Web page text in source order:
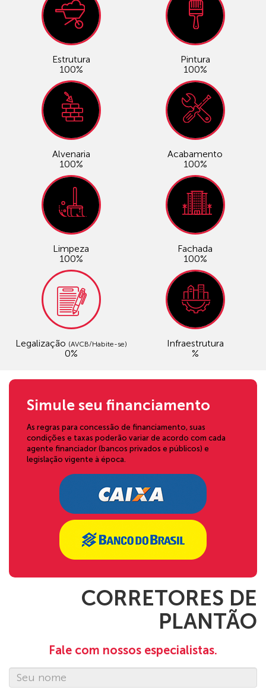
Estrutura
100%
Pintura
100%
Alvenaria
100%
Acabamento
100%
Limpeza
100%
Fachada
100%
Legalização (AVCB/Habite-se)
0%
Infraestrutura
%
Simule seu financiamento
As regras para concessão de financiamento, suas
condições e taxas poderão variar de acordo com cada
agente financiador (bancos privados e públicos) e
legislação vigente à época.
CORRETORES DE
PLANTÃO
Fale com nossos especialistas.